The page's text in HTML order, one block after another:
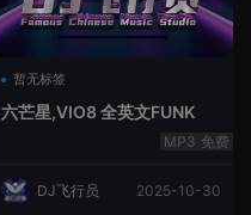
暂无标签
六芒星,VIO8 全英文FUNK
免费
DJ飞行员 2025-10-30